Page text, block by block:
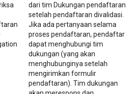
dari tim Dukungan pendaftaran
setelah pendaftaran divalidasi.
Jika ada pertanyaan selama
proses pendaftaran, pendaftar
dapat menghubungi tim
dukungan (yang akan
menghubunginya setelah
mengirimkan formulir
pendaftaran). Tim dukungan